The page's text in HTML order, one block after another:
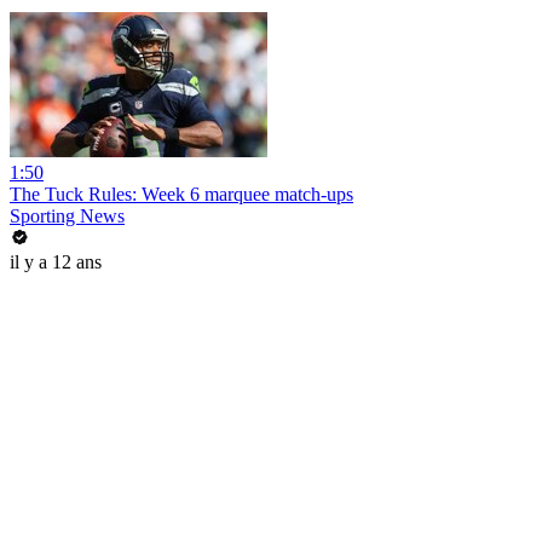
1:50
The Tuck Rules: Week 6 marquee match-ups
Sporting News
il y a 12 ans